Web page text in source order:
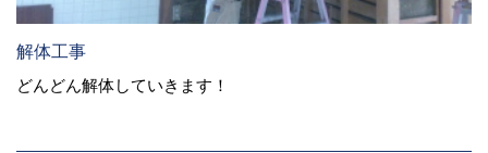
解体工事
どんどん解体していきます！